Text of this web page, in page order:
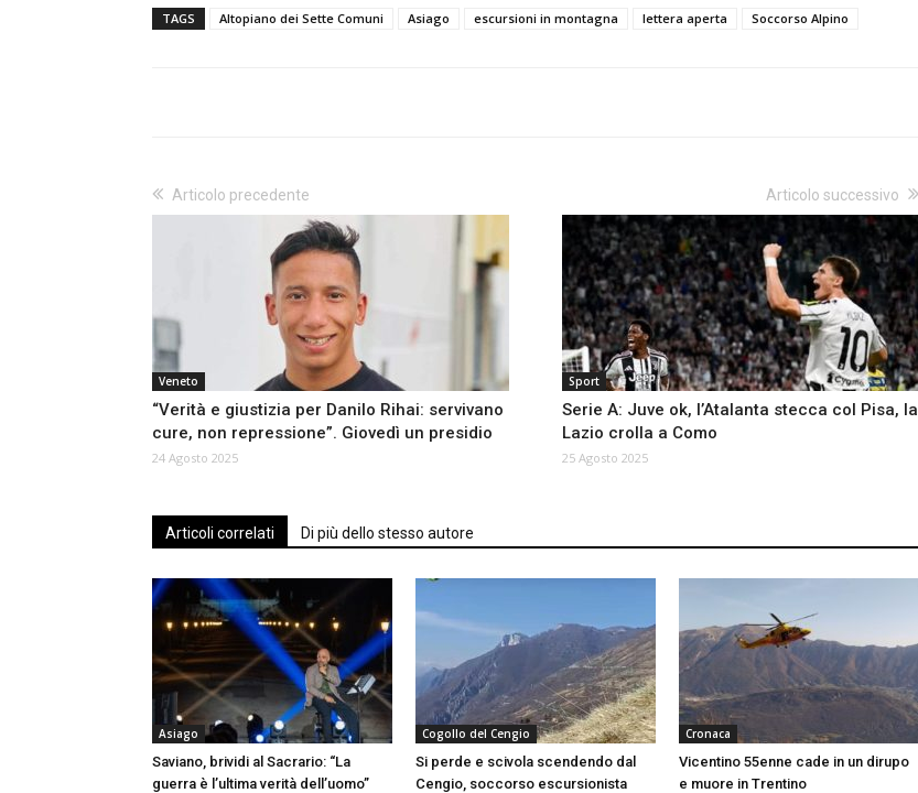
TAGS Altopiano dei Sette Comuni Asiago escursioni in montagna lettera aperta Soccorso Alpino
Articolo precedente
Veneto
“Verità e giustizia per Danilo Rihai: servivano
cure, non repressione”. Giovedì un presidio
24 Agosto 2025
Articolo successivo
Sport
Serie A: Juve ok, l’Atalanta stecca col Pisa, la
Lazio crolla a Como
25 Agosto 2025
Articoli correlati Di più dello stesso autore
Asiago
Saviano, brividi al Sacrario: “La
guerra è l’ultima verità dell’uomo”
Cogollo del Cengio
Si perde e scivola scendendo dal
Cengio, soccorso escursionista
Cronaca
Vicentino 55enne cade in un dirupo
e muore in Trentino